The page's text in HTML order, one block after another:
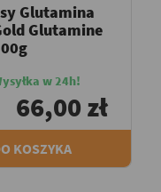
Glutamina
Glutamine
w 24h!
66,00 zł
KOSZYKA